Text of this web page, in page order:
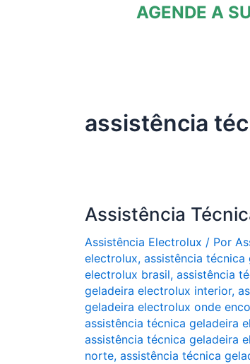
AGENDE A
assistência
Assistência
Assistência Electrolux / Por
electrolux, assistência
electrolux brasil, assistência
geladeira electrolux interior,
geladeira electrolux onde
assistência técnica geladeira
assistência técnica geladeira
norte, assistência técnica